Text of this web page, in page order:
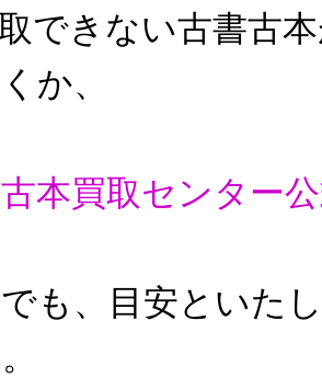
できない古書古
か、
古本買取センター
も、目安といた